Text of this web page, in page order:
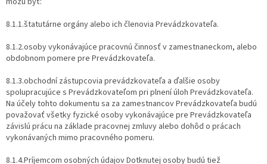
8.1.1.štatutárne orgány alebo ich členovia Prevádzkovateľa.
8.1.2.osoby vykonávajúce pracovnú činnosť v zamestnaneckom, alebo
obdobnom pomere pre Prevádzkovateľa.
8.1.3.obchodní zástupcovia prevádzkovateľa a ďalšie osoby
spolupracujúce s Prevádzkovateľom pri plnení úloh Prevádzkovateľa.
Na účely tohto dokumentu sa za zamestnancov Prevádzkovateľa budú
považovať všetky fyzické osoby vykonávajúce pre Prevádzkovateľa
závislú prácu na základe pracovnej zmluvy alebo dohôd o prácach
vykonávaných mimo pracovného pomeru.
8.1.4.Príjemcom osobných údajov Dotknutej osoby budú tiež